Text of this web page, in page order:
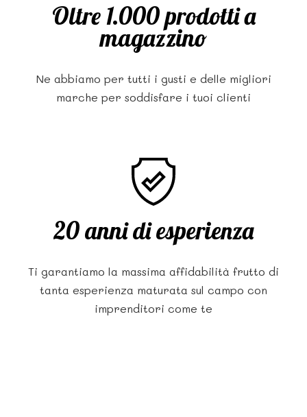
Oltre 1.000 prodotti a
magazzino
Ne abbiamo per tutti i gusti e delle migliori
marche per soddisfare i tuoi clienti
20 anni di esperienza
Ti garantiamo la massima affidabilità frutto di
tanta esperienza maturata sul campo con
imprenditori come te